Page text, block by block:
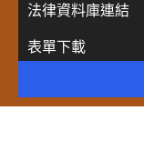
法律資料庫連結
表單下載